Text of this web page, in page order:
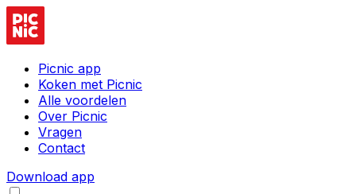
Picnic app
Koken met Picnic
Alle voordelen
Over Picnic
Vragen
Contact
Download app